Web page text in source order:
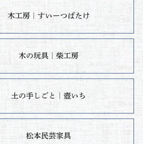
木工房｜すいーつばたけ
木の玩具｜柴工房
土の手しごと｜壺いち
松本民芸家具